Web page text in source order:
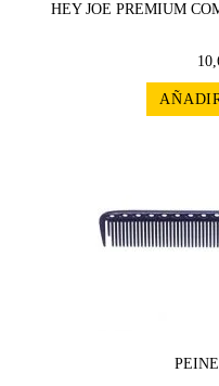
HEY JOE PREMIUM